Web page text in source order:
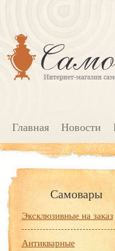
Главная Новости
Самовары
Эксклюзивные на заказ
Антикварные